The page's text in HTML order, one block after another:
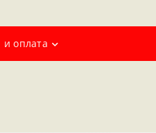
и оплата